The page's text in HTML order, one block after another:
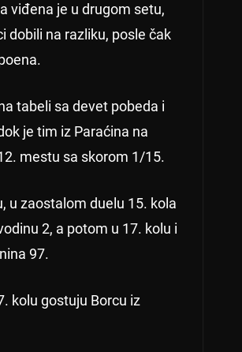
viđena je u drugom setu,
dobili na razliku, posle čak
tabeli sa devet pobeda i
je tim iz Paraćina na
mestu sa skorom 1/15.
u zaostalom duelu 15. kola
2, a potom u 17. kolu i
97.
kolu gostuju Borcu iz